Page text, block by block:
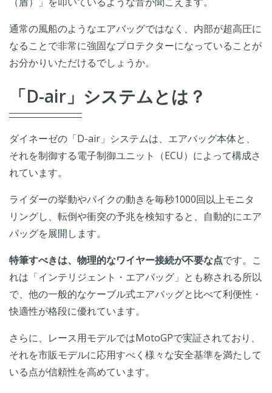
通常の風船のようなエアバッグではなく、内部が超高圧に
なることで非常に強固なプロテクターになっていることが
お分かりいただけるでしょうか。
「D-air」システムとは？
ダイネーゼの「D-air」システムは、エアバッグ本体と、
それを制御する電子制御ユニット（ECU）によって構成さ
れています。
ライダーの挙動やバイクの動きを毎秒1000回以上モニタ
リングし、転倒や衝突の予兆を検知すると、自動的にエア
バッグを展開します。
特筆すべきは、物理的なワイヤー接続が不要な点です。こ
れは「インテリジェント・エアバッグ」とも称される所以
で、他の一般的なケーブル式エアバッグと比べて利便性・
快適性が格段に優れています。
さらに、レース用モデルではMotoGPで実証されており、
それを市販モデルに応用すべく様々な安全基準を満たして
いる点が信頼性を高めています。